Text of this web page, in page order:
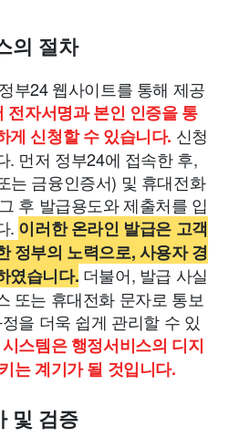
의 절차
부24 웹사이트를 통해 제공
전자서명과 본인 인증을 통
게 신청할 수 있습니다. 신청
. 먼저 정부24에 접속한 후,
는 금융인증서) 및 휴대전화
후 발급용도와 제출처를 입
. 이러한 온라인 발급은 고객
정부의 노력으로, 사용자 경
였습니다. 더불어, 발급 사실
또는 휴대전화 문자로 통보
을 더욱 쉽게 관리할 수 있
스템은 행정서비스의 디지
는 계기가 될 것입니다.
및 검증